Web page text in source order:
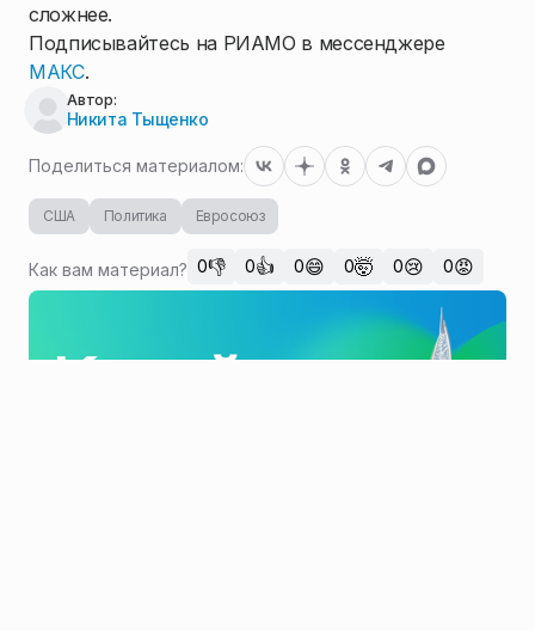
сложнее.
Подписывайтесь на РИАМО в мессенджере
МАКС.
Автор:
Никита Тыщенко
Поделиться материалом:
США Политика Евросоюз
Как вам материал? 0👎 0👍 0😄 0🤯 0😢 0😡